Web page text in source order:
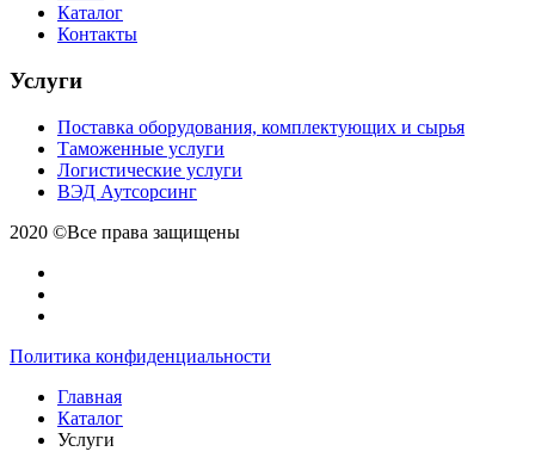
Каталог
Контакты
Услуги
Поставка оборудования, комплектующих и сырья
Таможенные услуги
Логистические услуги
ВЭД Аутсорсинг
2020 ©Все права защищены
Политика конфиденциальности
Главная
Каталог
Услуги